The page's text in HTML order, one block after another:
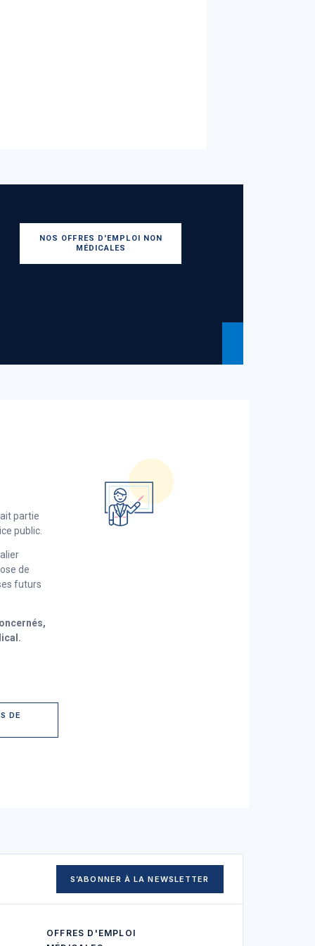
NOS OFFRES D'EMPLOI NON
MÉDICALES
partie
public.
de
futurs
DE
S’ABONNER À LA NEWSLETTER
OFFRES D'EMPLOI